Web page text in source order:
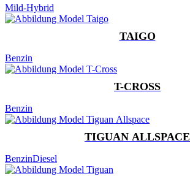
Mild-Hybrid
TAIGO
Benzin
T-CROSS
Benzin
TIGUAN ALLSPACE
BenzinDiesel